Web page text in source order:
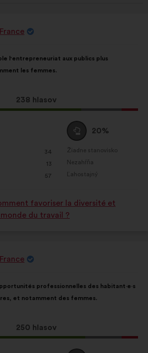
l'entrepreneuriat aux publics plus
les femmes.
Tento
návrh
238 hlasov
34
13
57
Neutrálny
hlas
:
20%
Žiadne stanovisko
:krát
Nezahŕňa
:krát
Ľahostajný
:krát
favoriser la diversité et
du travail ?
professionnelles des habitant·e·s
et notamment des femmes.
Tento
návrh
250 hlasov